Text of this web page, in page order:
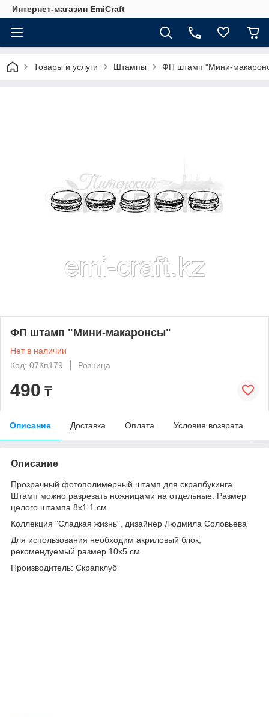
Интернет-магазин EmiCraft
Товары и услуги Штампы ФП штамп "Мини-
ФП штамп "Мини-макаронсы"
Нет в наличии
Код: 07Кп179
Розница
490 ₸
Описание Доставка Оплата Условия возврата
Описание
Прозрачный фотополимерный штамп для скрапбукинга.
Штамп можно разрезать ножницами на отдельные. Размер
целого штампа 8х1.1 см
Коллекция "Сладкая жизнь", дизайнер Людмила Соловьева
Для использования необходим акриловый блок,
рекомендуемый размер 10х5 см.
Производитель: Скрапклуб